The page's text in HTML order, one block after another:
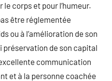
le corps et pour l’humeur.
être réglementée
ou à l’amélioration de son
préservation de son capital
communication
et à la personne coachée